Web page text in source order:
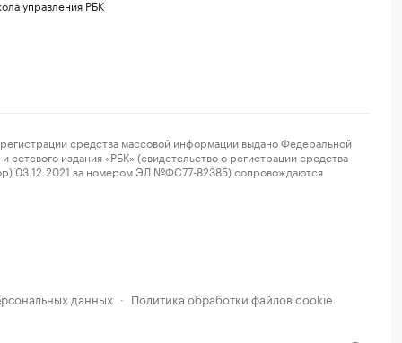
управления РБК
средства массовой информации выдано Федеральной
издания «РБК» (свидетельство о регистрации средства
03.12.2021 за номером ЭЛ №ФС77-82385) сопровождаются
данных · Политика обработки файлов cookie